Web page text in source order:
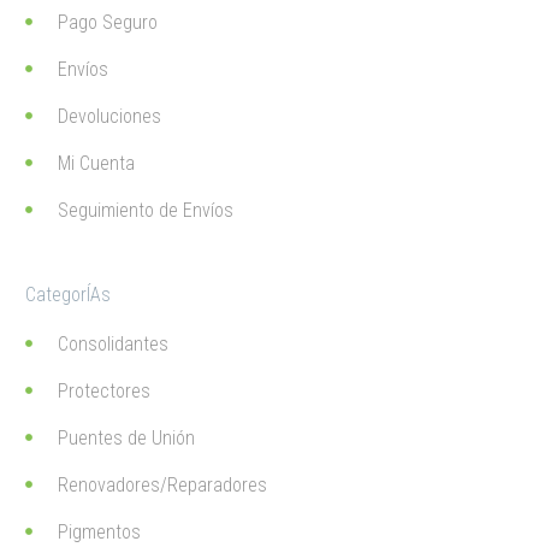
Pago Seguro
Envíos
Devoluciones
Mi Cuenta
Seguimiento de Envíos
CategorÍAs
Consolidantes
Protectores
Puentes de Unión
Renovadores/Reparadores
Pigmentos